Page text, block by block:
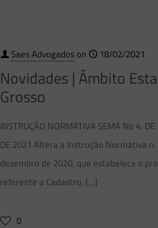
Saes Advogadoson 18/02/2021
Novidades | Âmbito
Grosso
INSTRUÇÃO NORMATIVA SEMA No 4, DE
DE 2021 Altera a Instrução Normativa n.
dezembro de 2020, que estabelece o
referente a Cadastro, […]
0